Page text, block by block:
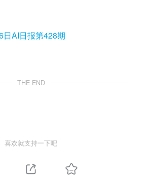
AI日报第428期
THE END
喜欢就支持一下吧